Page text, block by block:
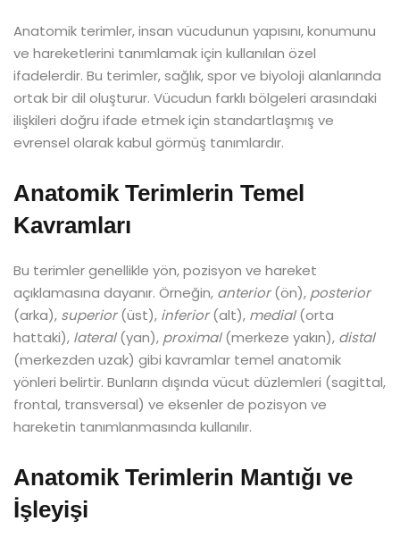
Anatomik terimler, insan vücudunun yapısını, konumunu
ve hareketlerini tanımlamak için kullanılan özel
ifadelerdir. Bu terimler, sağlık, spor ve biyoloji alanlarında
ortak bir dil oluşturur. Vücudun farklı bölgeleri arasındaki
ilişkileri doğru ifade etmek için standartlaşmış ve
evrensel olarak kabul görmüş tanımlardır.
Anatomik Terimlerin Temel
Kavramları
Bu terimler genellikle yön, pozisyon ve hareket
açıklamasına dayanır. Örneğin, anterior(ön), posterior
(arka), superior(üst), inferior(alt), medial(orta
hattaki), lateral(yan), proximal(merkeze yakın), distal
(merkezden uzak) gibi kavramlar temel anatomik
yönleri belirtir. Bunların dışında vücut düzlemleri (sagittal,
frontal, transversal) ve eksenler de pozisyon ve
hareketin tanımlanmasında kullanılır.
Anatomik Terimlerin Mantığı ve
İşleyişi